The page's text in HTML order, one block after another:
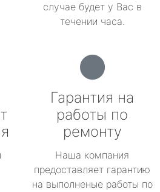
случае будет у Вас в
течении часа.
Гарантия на
работы по
ремонту
Наша компания
предоставляет гарантию
на выполненые работы по